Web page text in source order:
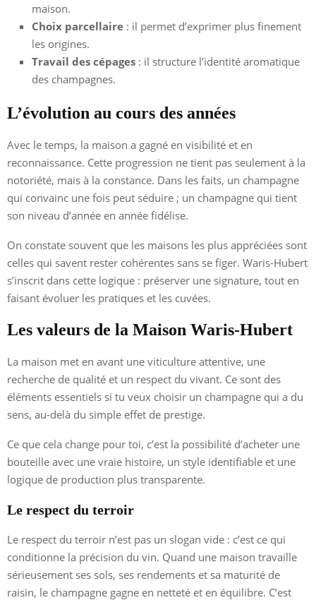
maison.
Choix parcellaire : il permet d’exprimer plus finement
les origines.
Travail des cépages : il structure l’identité aromatique
des champagnes.
L’évolution au cours des années
Avec le temps, la maison a gagné en visibilité et en
reconnaissance. Cette progression ne tient pas seulement à la
notoriété, mais à la constance. Dans les faits, un champagne
qui convainc une fois peut séduire ; un champagne qui tient
son niveau d’année en année fidélise.
On constate souvent que les maisons les plus appréciées sont
celles qui savent rester cohérentes sans se figer. Waris-Hubert
s’inscrit dans cette logique : préserver une signature, tout en
faisant évoluer les pratiques et les cuvées.
Les valeurs de la Maison Waris-Hubert
La maison met en avant une viticulture attentive, une
recherche de qualité et un respect du vivant. Ce sont des
éléments essentiels si tu veux choisir un champagne qui a du
sens, au-delà du simple effet de prestige.
Ce que cela change pour toi, c’est la possibilité d’acheter une
bouteille avec une vraie histoire, un style identifiable et une
logique de production plus transparente.
Le respect du terroir
Le respect du terroir n’est pas un slogan vide : c’est ce qui
conditionne la précision du vin. Quand une maison travaille
sérieusement ses sols, ses rendements et sa maturité de
raisin, le champagne gagne en netteté et en équilibre. C’est